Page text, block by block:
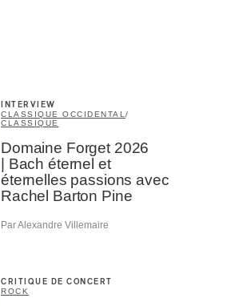
INTERVIEW
CLASSIQUE OCCIDENTAL /
CLASSIQUE
Domaine Forget 2026
| Bach éternel et
éternelles passions avec
Rachel Barton Pine
Par Alexandre Villemaire
CRITIQUE DE CONCERT
ROCK